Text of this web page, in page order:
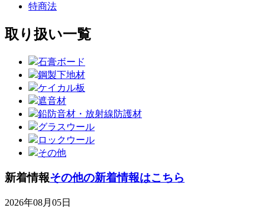
特商法
取り扱い一覧
石膏ボード
鋼製下地材
ケイカル板
遮音材
鉛防音材・放射線防護材
グラスウール
ロックウール
その他
新着情報その他の新着情報はこちら
2026年08月05日